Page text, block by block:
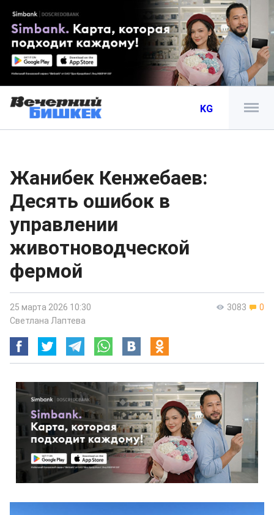
KG
Жанибек Кенжебаев:
Десять ошибок в
управлении
животноводческой
фермой
3083 0
25 марта 2026 10:30
Светлана Лаптева